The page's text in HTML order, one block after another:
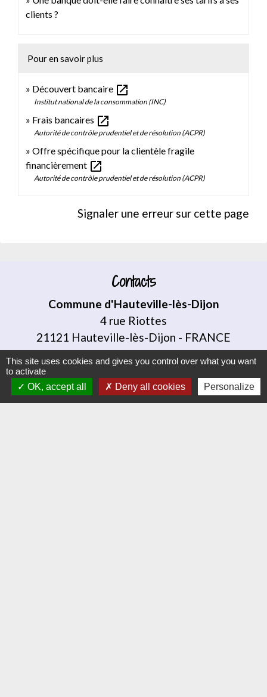
clients ?
Pour en savoir plus
Découvert bancaire open_in_new
Institut national de la consommation (INC)
Frais bancaires open_in_new
Autorité de contrôle prudentiel et de résolution (ACPR)
Offre spécifique pour la clientèle fragile
financièrement open_in_new
Autorité de contrôle prudentiel et de résolution (ACPR)
Signaler une erreur sur cette page
Contacts
Commune d'Hauteville-lès-Dijon
4 rue Riottes
21121 Hauteville-lès-Dijon - FRANCE
+33 3 80 58 07 08
This site uses cookies and gives you control over what you want
to activate
OK, accept all
Deny all cookies Personalize